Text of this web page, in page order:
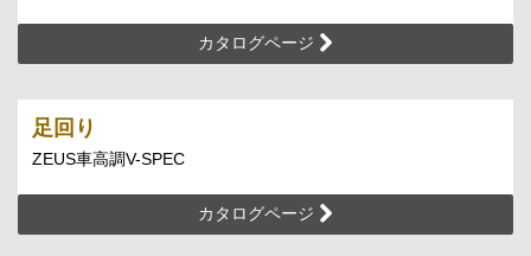
カタログページ
足回り
ZEUS車高調V-SPEC
カタログページ